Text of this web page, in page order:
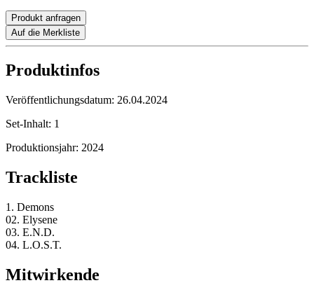
Produkt anfragen
Auf die Merkliste
Produktinfos
Veröffentlichungsdatum: 26.04.2024
Set-Inhalt: 1
Produktionsjahr: 2024
Trackliste
1. Demons
02. Elysene
03. E.N.D.
04. L.O.S.T.
Mitwirkende